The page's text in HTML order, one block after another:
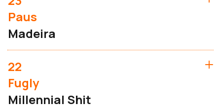
Paus
Madeira
22
Fugly
Millennial Shit